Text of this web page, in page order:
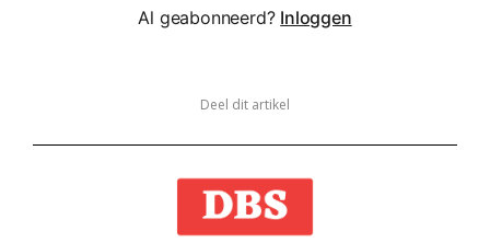
Al geabonneerd? Inloggen
Deel dit artikel